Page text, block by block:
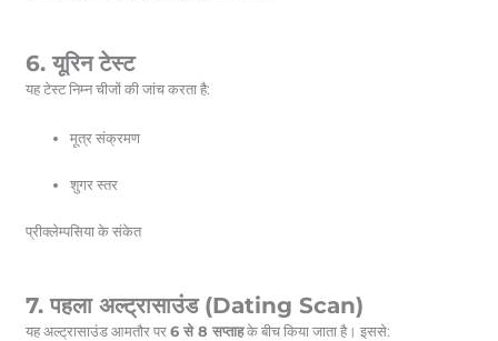
6. यूरिन टेस्ट
यह टेस्ट निम्न चीजों की जांच करता है:
मूत्र संक्रमण
शुगर स्तर
प्रीक्लेम्पसिया के संकेत
7. पहला अल्ट्रासाउंड (Dating Scan)
यह अल्ट्रासाउंड आमतौर पर6 से 8 सप्ताहके बीच किया जाता है। इससे: